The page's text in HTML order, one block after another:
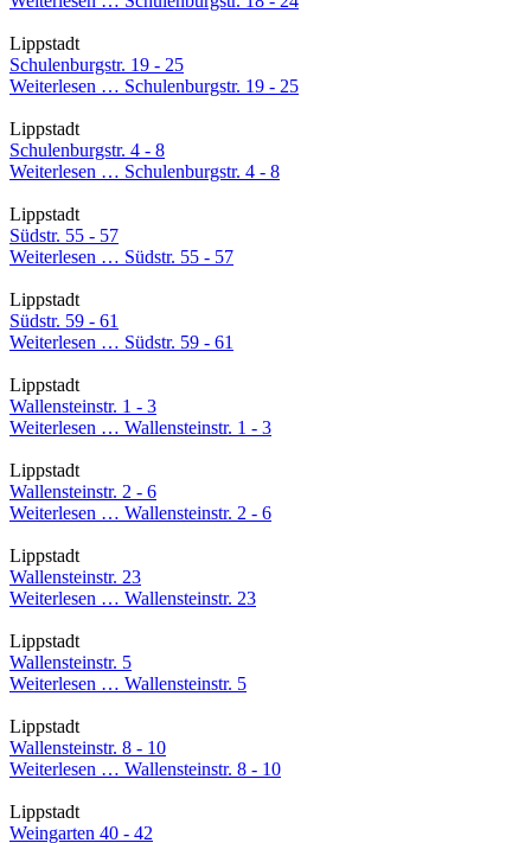
Lippstadt
Schulenburgstr. 19 - 25
Weiterlesen … Schulenburgstr. 19 - 25
Lippstadt
Schulenburgstr. 4 - 8
Weiterlesen … Schulenburgstr. 4 - 8
Lippstadt
Südstr. 55 - 57
Weiterlesen … Südstr. 55 - 57
Lippstadt
Südstr. 59 - 61
Weiterlesen … Südstr. 59 - 61
Lippstadt
Wallensteinstr. 1 - 3
Weiterlesen … Wallensteinstr. 1 - 3
Lippstadt
Wallensteinstr. 2 - 6
Weiterlesen … Wallensteinstr. 2 - 6
Lippstadt
Wallensteinstr. 23
Weiterlesen … Wallensteinstr. 23
Lippstadt
Wallensteinstr. 5
Weiterlesen … Wallensteinstr. 5
Lippstadt
Wallensteinstr. 8 - 10
Weiterlesen … Wallensteinstr. 8 - 10
Lippstadt
Weingarten 40 - 42